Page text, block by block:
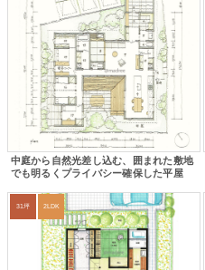
中庭から自然光差し込む、囲まれた敷地
でも明るくプライバシー確保した平屋
31坪 2LDK